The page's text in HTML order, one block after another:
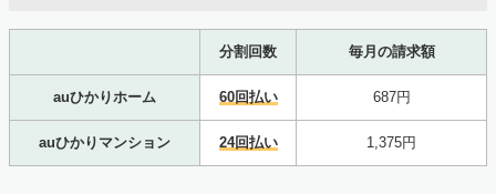
分割回数 毎月の請求額
auひかりホーム 60回払い 687円
auひかりマンション 24回払い 1,375円